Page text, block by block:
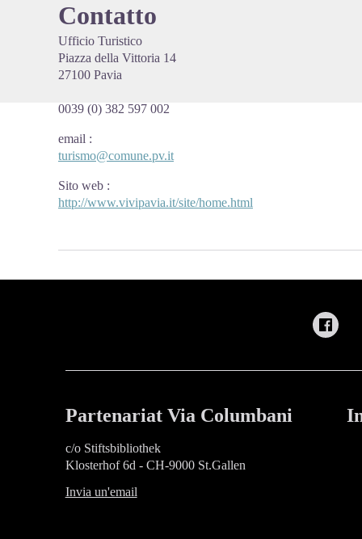
Contatto
Ufficio Turistico
Piazza della Vittoria 14
27100 Pavia
0039 (0) 382 597 002
email :
turismo@comune.pv.it
Sito web :
http://www.vivipavia.it/site/home.html
Partenariat Via Columbani
c/o Stiftsbibliothek
Klosterhof 6d - CH-9000 St.Gallen
Invia un'email